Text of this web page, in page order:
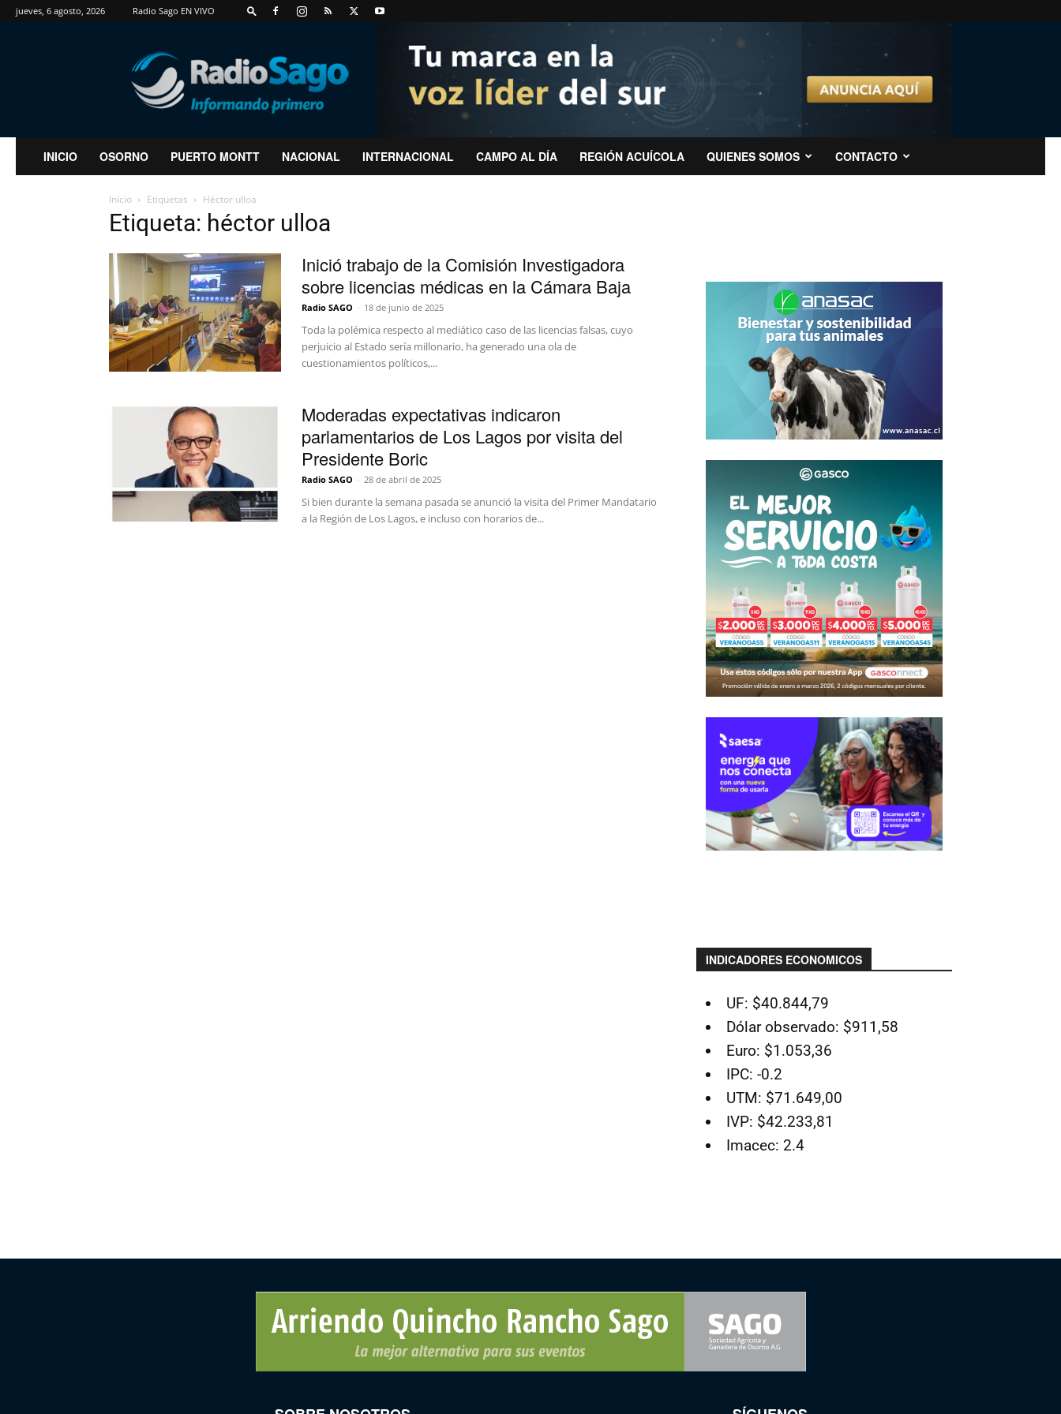
jueves, 6 agosto, 2026 Radio Sago EN VIVO
RadioSago
INICIO OSORNO PUERTO MONTT NACIONAL INTERNACIONAL CAMPO AL DÍA REGIÓN ACUÍCOLA QUIENES SOMOS CONTACTO
Inicio Etiquetas Héctor ulloa
Etiqueta: héctor ulloa
Inició trabajo de la Comisión Investigadora
sobre licencias médicas en la Cámara Baja
Radio SAGO - 18 de junio de 2025
Toda la polémica respecto al mediático caso de las licencias falsas, cuyo
perjuicio al Estado sería millonario, ha generado una ola de
cuestionamientos políticos,...
Moderadas expectativas indicaron
parlamentarios de Los Lagos por visita del
Presidente Boric
Radio SAGO - 28 de abril de 2025
Si bien durante la semana pasada se anunció la visita del Primer Mandatario
a la Región de Los Lagos, e incluso con horarios de...
INDICADORES ECONOMICOS
UF: $40.844,79
Dólar observado: $911,58
Euro: $1.053,36
IPC: -0.2
UTM: $71.649,00
IVP: $42.233,81
Imacec: 2.4